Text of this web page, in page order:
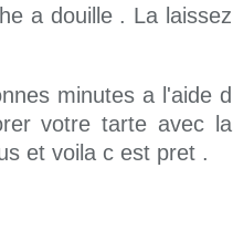
a douille . La laissez
minutes a l'aide d
votre tarte avec la
et voila c est pret .